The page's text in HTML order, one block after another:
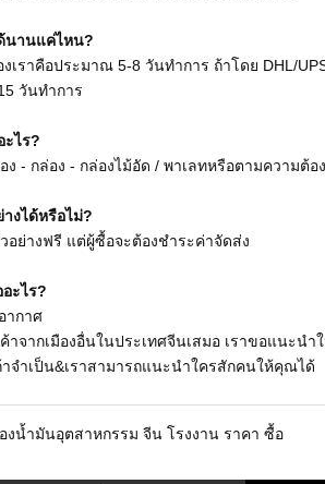
นานแค่ไหน?
งเราคือประมาณ 5-8 วันทำการ ถ้าโดย DHL/
วันทำการ
ไร?
- กล่อง - กล่องไม้อัด / พาเลทหรือตามความต้
งได้หรือไม่?
อย่างฟรี แต่ผู้ซื้อจะต้องชำระค่าจัดส่ง
ะไร?
ากาศ
จากเมืองอื่นในประเทศจีนเสมอ เราขอแนะน
จำเป็น&เราสามารถแนะนำใครสักคนให้คุณได้
งน้ำมันอุตสาหกรรม จีน โรงงาน ราคา ซื้อ